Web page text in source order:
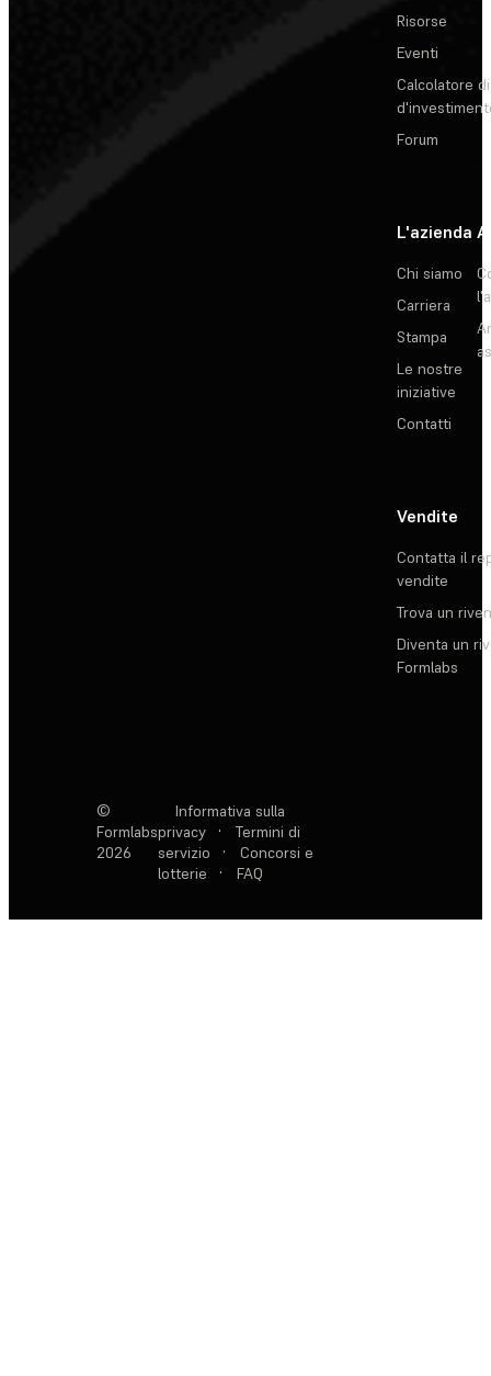
Risorse
Eventi
Calcolatore
Forum
L'azienda
Chi siamo
Carriera
Stampa
Le nostre
iniziative
Contatti
Vendite
Contatta il
vendite
Trova un
Diventa un
Formlabs
©
Formlabs
2026
Informativa sulla
privacy
·
Termini di
servizio
·
Concorsi e
lotterie
· FAQ